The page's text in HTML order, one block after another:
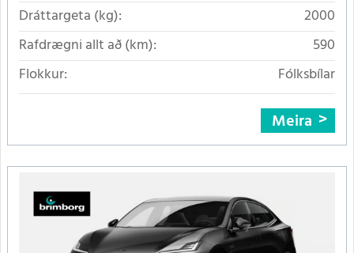
Dráttargeta (kg):
2000
Rafdrægni allt að (km):
590
Flokkur:
Fólksbílar
Meira